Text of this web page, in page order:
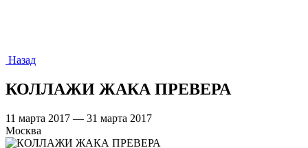
Назад
КОЛЛАЖИ ЖАКА ПРЕВЕРА
11 марта 2017 — 31 марта 2017
Москва